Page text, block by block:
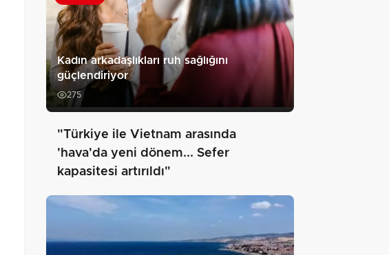
Kadın arkadaşlıkları ruh sağlığını
güçlendiriyor
275
"Türkiye ile Vietnam arasında
'hava'da yeni dönem... Sefer
kapasitesi artırıldı"